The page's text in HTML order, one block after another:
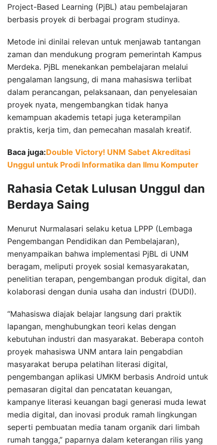
Project-Based Learning (PjBL) atau pembelajaran
berbasis proyek di berbagai program studinya.
Metode ini dinilai relevan untuk menjawab tantangan
zaman dan mendukung program pemerintah Kampus
Merdeka. PjBL menekankan pembelajaran melalui
pengalaman langsung, di mana mahasiswa terlibat
dalam perancangan, pelaksanaan, dan penyelesaian
proyek nyata, mengembangkan tidak hanya
kemampuan akademis tetapi juga keterampilan
praktis, kerja tim, dan pemecahan masalah kreatif.
Baca juga:Double Victory! UNM Sabet Akreditasi
Unggul untuk Prodi Informatika dan Ilmu Komputer
Rahasia Cetak Lulusan Unggul dan
Berdaya Saing
Menurut Nurmalasari selaku ketua LPPP (Lembaga
Pengembangan Pendidikan dan Pembelajaran),
menyampaikan bahwa implementasi PjBL di UNM
beragam, meliputi proyek sosial kemasyarakatan,
penelitian terapan, pengembangan produk digital, dan
kolaborasi dengan dunia usaha dan industri (DUDI).
“Mahasiswa diajak belajar langsung dari praktik
lapangan, menghubungkan teori kelas dengan
kebutuhan industri dan masyarakat. Beberapa contoh
proyek mahasiswa UNM antara lain pengabdian
masyarakat berupa pelatihan literasi digital,
pengembangan aplikasi UMKM berbasis Android untuk
pemasaran digital dan pencatatan keuangan,
kampanye literasi keuangan bagi generasi muda lewat
media digital, dan inovasi produk ramah lingkungan
seperti pembuatan media tanam organik dari limbah
rumah tangga,” paparnya dalam keterangan rilis yang